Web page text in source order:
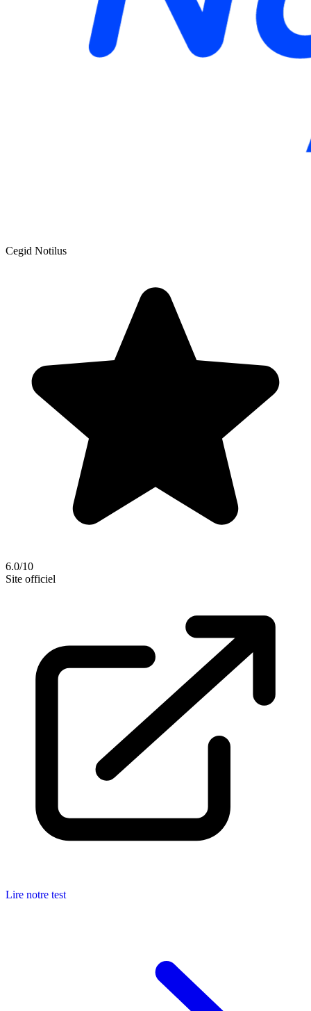
Cegid Notilus
6.0/10
Site officiel
Lire notre test